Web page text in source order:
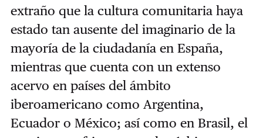
extraño que la cultura comunitaria haya
estado tan ausente del imaginario de la
mayoría de la ciudadanía en España,
mientras que cuenta con un extenso
acervo en países del ámbito
iberoamericano como Argentina,
Ecuador o México; así como en Brasil, el